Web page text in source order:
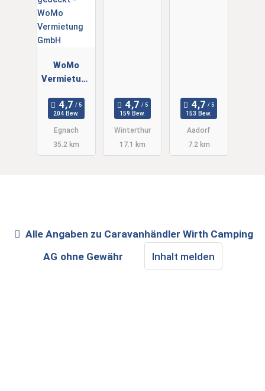
WoMo
Vermietung
204 Bew.
Egnach
35.2 km
159 Bew.
Winterthur
17.1 km
153 Bew.
Aadorf
7.2 km
Alle Angaben zu Caravanhändler Wirth Camping
AG ohne Gewähr Inhalt melden